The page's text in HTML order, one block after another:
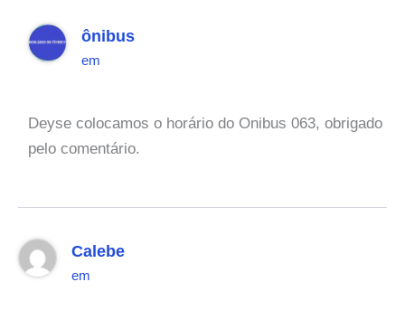
ônibus
em
Deyse colocamos o horário do Onibus 063, obrigado
pelo comentário.
Calebe
em